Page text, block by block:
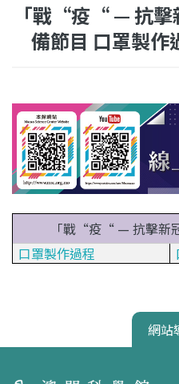
「戰“疫“ — 抗擊
備節目 口罩製作
「戰“疫“ — 抗擊新
口罩製作過程
網站